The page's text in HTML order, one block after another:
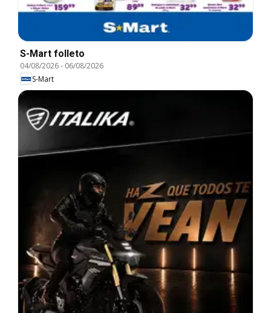
S-Mart folleto
04/08/2026- 06/08/2026
S-Mart